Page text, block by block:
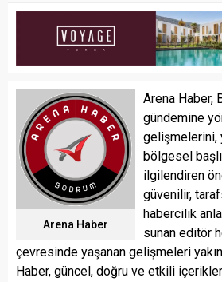
Arena Haber
Arena Haber,
gündemine
gelişmelerini,
bölgesel
ilgilendiren
güvenilir,
habercilik
sunan editör
çevresinde yaşanan gelişmeleri
Haber, güncel, doğru ve etkili